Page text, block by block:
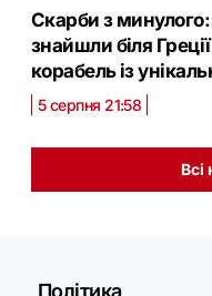
Скарби з
знайшли біля
корабель із
5 серпня 21:58
Всі
Політика